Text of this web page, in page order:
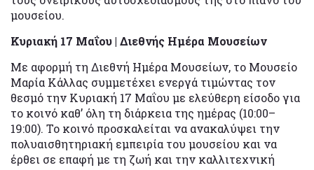
μουσείου.
Κυριακή 17 Μαΐου | Διεθνής Ημέρα Μουσείων
Με αφορμή τη Διεθνή Ημέρα Μουσείων, το Μουσείο
Μαρία Κάλλας συμμετέχει ενεργά τιμώντας τον
θεσμό την Κυριακή 17 Μαΐου με ελεύθερη είσοδο για
το κοινό καθ’ όλη τη διάρκεια της ημέρας (10:00–
19:00). Το κοινό προσκαλείται να ανακαλύψει την
πολυαισθητηριακή εμπειρία του μουσείου και να
έρθει σε επαφή με τη ζωή και την καλλιτεχνική